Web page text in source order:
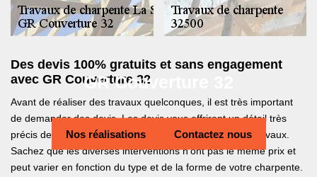
GR Couverture 32
Nos réalisations Contactez nous
Des devis 100% gratuits et sans engagement
avec GR Couverture 32
Avant de réaliser des travaux quelconques, il est très important
de demander des devis. Les devis vous offriront un détail très
précis des prestations à fournir et des prix relatifs aux travaux.
Sachez que les diverses interventions n’ont pas le même prix et
peut varier en fonction du type et de la forme de votre charpente.